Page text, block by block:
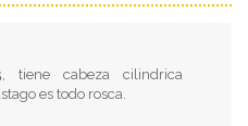
, tiene cabeza cilindrica
es todo rosca.